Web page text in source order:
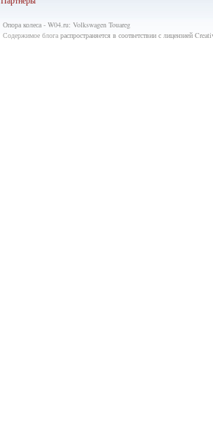
Опора колеса - W04.ru: Volkswagen Touareg
Содержимое блогараспространяется в соответствии с лицензией